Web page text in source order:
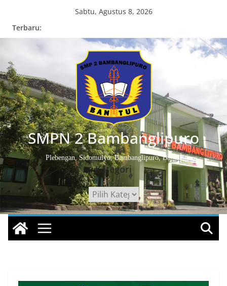
Sabtu, Agustus 8, 2026
Terbaru:
SMPN 2 Bambanglipuro
Plebengan, Sidomulyo, Bambanglipuro, Bantul
Kategori
Kategori